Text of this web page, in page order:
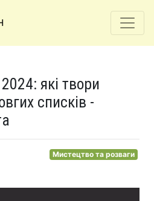
які твори
списків -
Мистецтво та розваги